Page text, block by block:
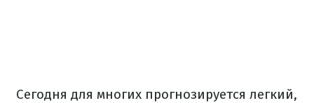
Сегодня для многих прогнозируется легкий,